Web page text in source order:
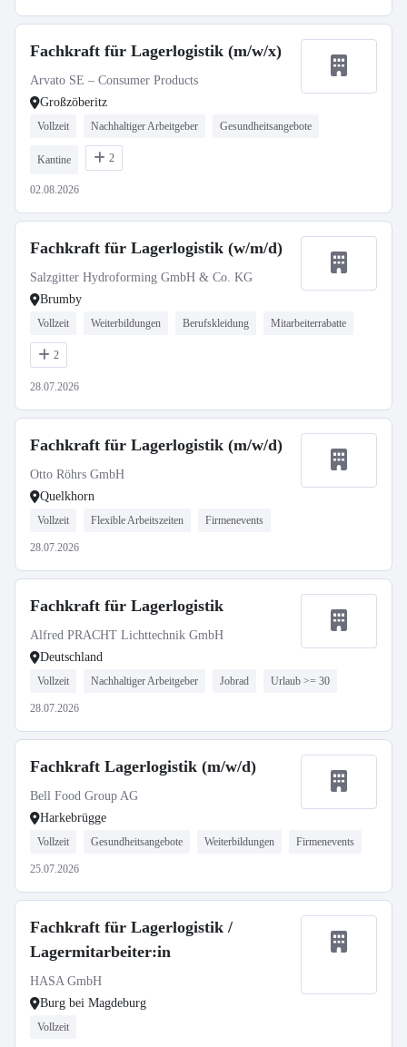
Fachkraft für Lagerlogistik (m/w/x)
Arvato SE – Consumer Products
Großzöberitz
Vollzeit Nachhaltiger Arbeitgeber Gesundheitsangebote
Kantine 2
02.08.2026
Fachkraft für Lagerlogistik (w/m/d)
Salzgitter Hydroforming GmbH & Co. KG
Brumby
Vollzeit Weiterbildungen Berufskleidung Mitarbeiterrabatte
2
28.07.2026
Fachkraft für Lagerlogistik (m/w/d)
Otto Röhrs GmbH
Quelkhorn
Vollzeit Flexible Arbeitszeiten Firmenevents
28.07.2026
Fachkraft für Lagerlogistik
Alfred PRACHT Lichttechnik GmbH
Deutschland
Vollzeit Nachhaltiger Arbeitgeber Jobrad Urlaub >= 30
28.07.2026
Fachkraft Lagerlogistik (m/w/d)
Bell Food Group AG
Harkebrügge
Vollzeit Gesundheitsangebote Weiterbildungen Firmenevents
25.07.2026
Fachkraft für Lagerlogistik /
Lagermitarbeiter:in
HASA GmbH
Burg bei Magdeburg
Vollzeit